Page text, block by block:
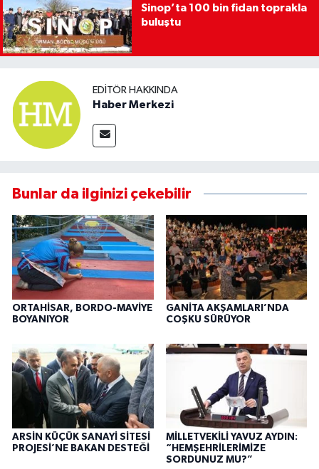
Sinop’ta 100 bin fidan toprakla
buluştu
EDITÖR HAKKINDA
Haber Merkezi
Bunlar da ilginizi çekebilir
ORTAHİSAR, BORDO-MAVİYE
BOYANIYOR
GANİTA AKŞAMLARI’NDA
COŞKU SÜRÜYOR
ARSİN KÜÇÜK SANAYİ SİTESİ
PROJESİ’NE BAKAN DESTEĞİ
MİLLETVEKİLİ YAVUZ AYDIN:
“HEMŞEHRİLERİMİZE
SORDUNUZ MU?”